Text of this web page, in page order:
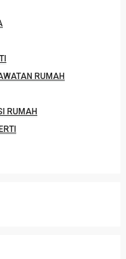
RUMAH
RUMAH